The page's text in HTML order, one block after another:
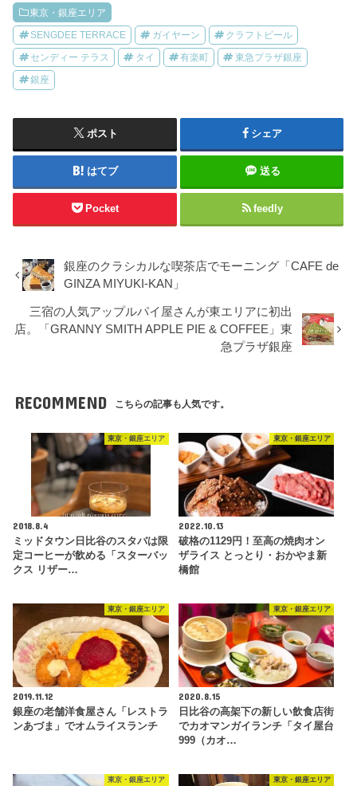
東京・銀座エリア
SENGDEE TERRACE ガイヤーン クラフトビール
センディー テラス タイ 有楽町 東急プラザ銀座
銀座
ポスト シェア
はてブ 送る
Pocket feedly
銀座のクラシカルな喫茶店でモーニング「CAFE de
GINZA MIYUKI-KAN」
三宿の人気アップルパイ屋さんが東エリアに初出
店。「GRANNY SMITH APPLE PIE & COFFEE」東
急プラザ銀座
RECOMMEND こちらの記事も人気です。
東京・銀座エリア
2018.8.4
ミッドタウン日比谷のスタバは限
定コーヒーが飲める「スターバッ
クス リザー…
東京・銀座エリア
2022.10.13
破格の1129円！至高の焼肉オン
ザライス とっとり・おかやま新
橋館
東京・銀座エリア
2019.11.12
銀座の老舗洋食屋さん「レストラ
ンあづま」でオムライスランチ
東京・銀座エリア
2020.8.15
日比谷の高架下の新しい飲食店街
でカオマンガイランチ「タイ屋台
999（カオ…
東京・銀座エリア 東京・銀座エリア